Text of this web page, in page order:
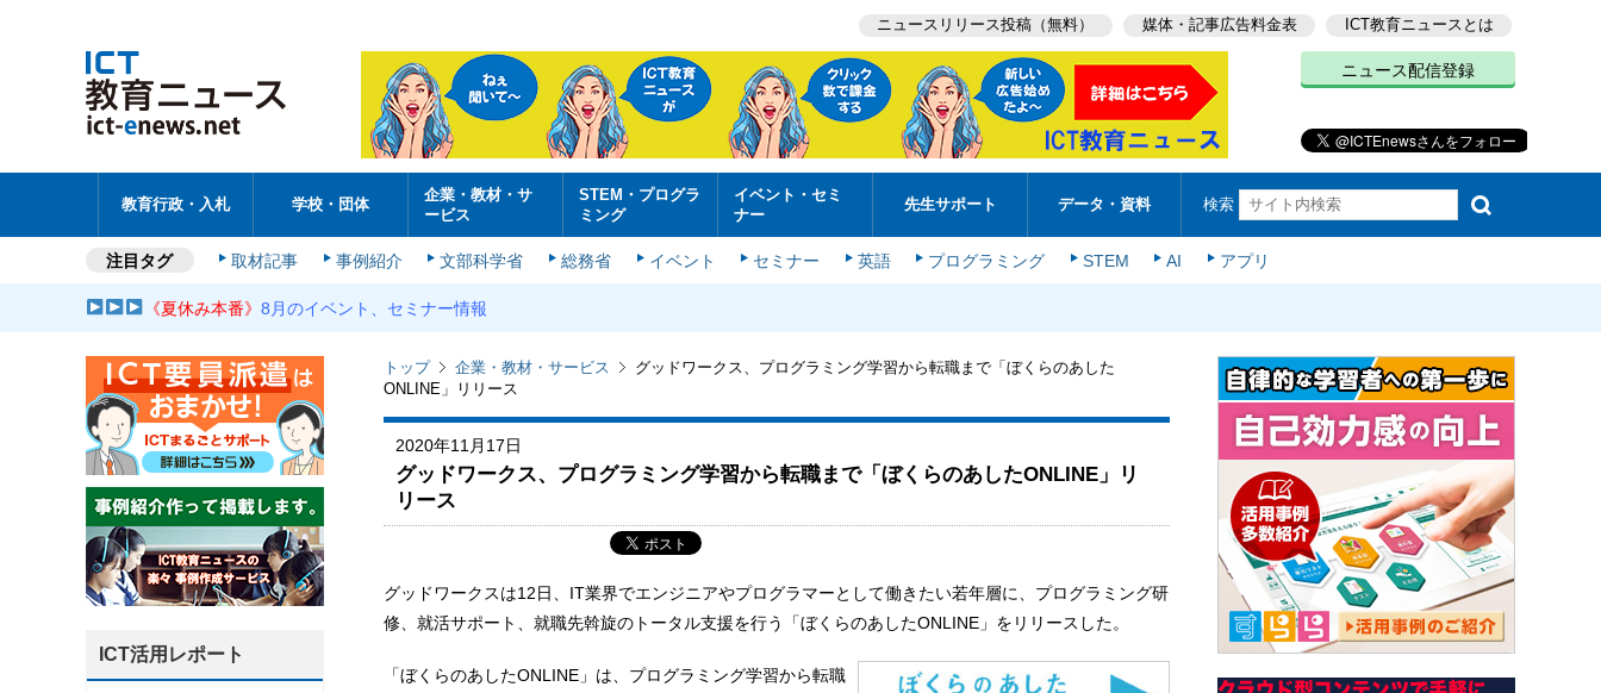
ニュースリリース投稿（無料） 媒体・記事広告料金表 ICT教育ニュースとは
ニュース配信登録
教育行政・入札 学校・団体
企業・教材・サ
ービス
STEM・プログラ
ミング
イベント・セミ
ナー
先生サポート データ・資料 検索
注目タグ 取材記事 事例紹介 文部科学省 総務省 イベント セミナー 英語 プログラミング STEM AI アプリ
《夏休み本番》8月のイベント、セミナー情報
トップ 企業・教材・サービス
グッドワークス、プログラミング学習から転職まで「ぼくらのあした
ONLINE」リリース
2020年11月17日
グッドワークス、プログラミング学習から転職まで「ぼくらのあしたONLINE」リ
リース
グッドワークスは12日、IT業界でエンジニアやプログラマーとして働きたい若年層に、プログラミング研
修、就活サポート、就職先斡旋のトータル支援を行う「ぼくらのあしたONLINE」をリリースした。
「ぼくらのあしたONLINE」は、プログラミング学習から転職
ICT活用レポート